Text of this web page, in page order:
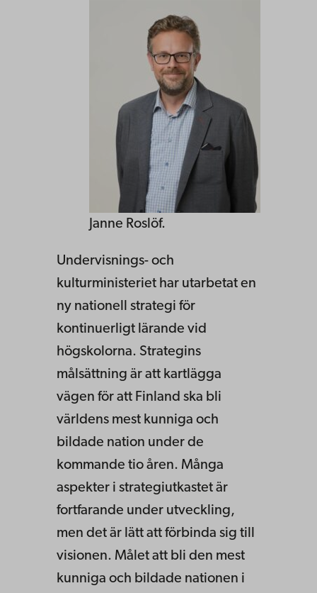
Janne Roslöf.
Undervisnings- och
kulturministeriet har utarbetat en
ny nationell strategi för
kontinuerligt lärande vid
högskolorna. Strategins
målsättning är att kartlägga
vägen för att Finland ska bli
världens mest kunniga och
bildade nation under de
kommande tio åren. Många
aspekter i strategiutkastet är
fortfarande under utveckling,
men det är lätt att förbinda sig till
visionen. Målet att bli den mest
kunniga och bildade nationen i